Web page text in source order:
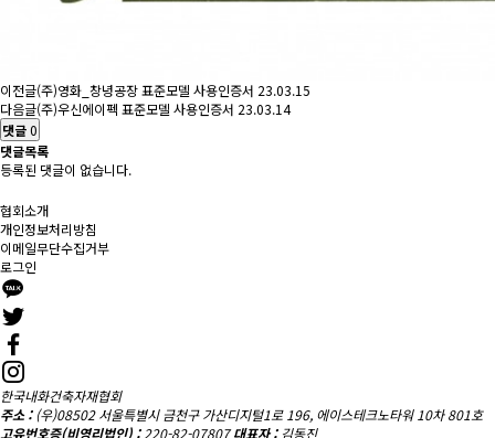
이전글(주)영화_창녕공장 표준모델 사용인증서 23.03.15
다음글(주)우신에이펙 표준모델 사용인증서 23.03.14
댓글0
댓글목록
등록된 댓글이 없습니다.
협회소개
개인정보처리방침
이메일무단수집거부
로그인
한국내화건축자재협회
주소 : (우)08502 서울특별시 금천구 가산디지털1로 196, 에이스테크노타워 10차 801호
고유번호증(비영리법인) :220-82-07807 대표자 : 김동진